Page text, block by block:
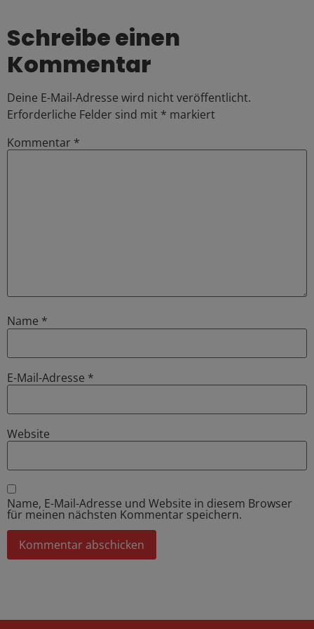
Schreibe einen
Kommentar
Deine E-Mail-Adresse wird nicht veröffentlicht.
Erforderliche Felder sind mit * markiert
Kommentar *
Name *
E-Mail-Adresse *
Website
Name, E-Mail-Adresse und Website in diesem Browser
für meinen nächsten Kommentar speichern.